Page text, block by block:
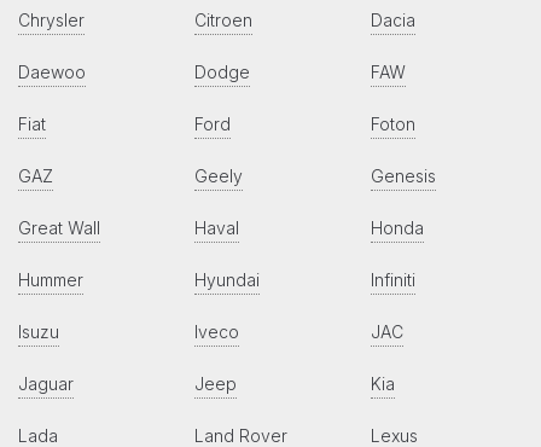
Chrysler Citroen Dacia
Daewoo Dodge FAW
Fiat Ford Foton
GAZ Geely Genesis
Great Wall Haval Honda
Hummer Hyundai Infiniti
Isuzu Iveco JAC
Jaguar Jeep Kia
Lada Land Rover Lexus